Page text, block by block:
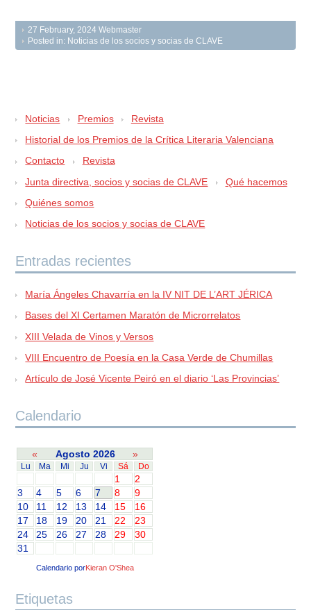
27 February, 2024 Webmaster
Posted in: Noticias de los socios y socias de CLAVE
Noticias Premios
Revista
Historial de los Premios de la Crítica Literaria Valenciana
Contacto
Revista
Junta directiva, socios y socias de CLAVE
Qué hacemos
Quiénes somos
Noticias de los socios y socias de CLAVE
Entradas recientes
María Ángeles Chavarría en la IV NIT DE L’ART JÉRICA
Bases del XI Certamen Maratón de Microrrelatos
XIII Velada de Vinos y Versos
VIII Encuentro de Poesía en la Casa Verde de Chumillas
Artículo de José Vicente Peiró en el diario ‘Las Provincias’
Calendario
« Agosto 2026 »
Lu Ma Mi Ju Vi Sá Do
1
2
3
4 5 6 7 8
9
10
11 12 13 14 15
16
17
18 19 20 21 22
23
24
25 26 27 28 29
30
31
Calendario porKieran O'Shea
Etiquetas